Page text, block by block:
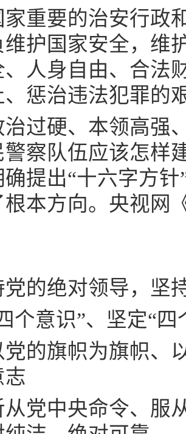
家重要的治安行政
维护国家安全，维
、人身自由、合法
、惩治违法犯罪的
治过硬、本领高强
警察队伍应该怎样
提出“十六字方
根本方向。央视网
党的绝对领导，坚
个意识”、坚定“
党的旗帜为旗帜、
志
从党中央命令、服